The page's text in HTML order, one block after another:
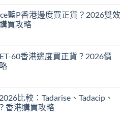
藍P香港邊度買正貨？2026雙效
買攻略
60香港邊度買正貨？2026價
比較：Tadarise、Tadacip、
香港購買攻略